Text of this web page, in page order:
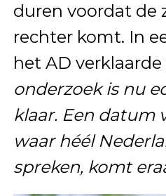
duren voordat de
rechter komt. In
het AD verklaarde
onderzoek is nu
klaar. Een datum
waar héél
spreken, komt